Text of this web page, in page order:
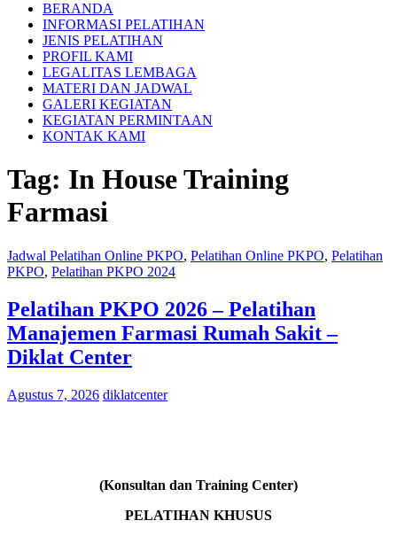
BERANDA
INFORMASI PELATIHAN
JENIS PELATIHAN
PROFIL KAMI
LEGALITAS LEMBAGA
MATERI DAN JADWAL
GALERI KEGIATAN
KEGIATAN PERMINTAAN
KONTAK KAMI
Tag: In House Training
Farmasi
Jadwal Pelatihan Online PKPO, Pelatihan Online PKPO, Pelatihan
PKPO, Pelatihan PKPO 2024
Pelatihan PKPO 2026 – Pelatihan
Manajemen Farmasi Rumah Sakit –
Diklat Center
Agustus 7, 2026 diklatcenter
(Konsultan dan Training Center)
PELATIHAN KHUSUS